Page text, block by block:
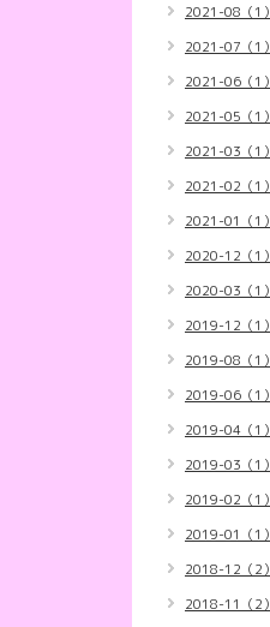
2021-08（1）
2021-07（1）
2021-06（1）
2021-05（1）
2021-03（1）
2021-02（1）
2021-01（1）
2020-12（1）
2020-03（1）
2019-12（1）
2019-08（1）
2019-06（1）
2019-04（1）
2019-03（1）
2019-02（1）
2019-01（1）
2018-12（2）
2018-11（2）